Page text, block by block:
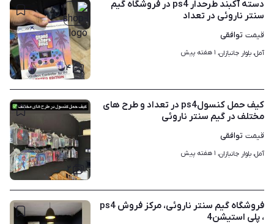
۴
دسته آکبند طرحدار ps4‌ در فروشگاه گیم
سنتر ناروئی در تعداد
قیمت توافقی
آمل، بلوار جانبازان، ۱ هفته پیش
۲
کیف حمل کنسولps4 در تعداد و طرح های
مختلف در گیم سنتر ناروئی
قیمت توافقی
آمل، بلوار جانبازان، ۱ هفته پیش
فروشگاه گیم سنتر ناروئی، مرکز فروش ps4
، پلی استیشن4